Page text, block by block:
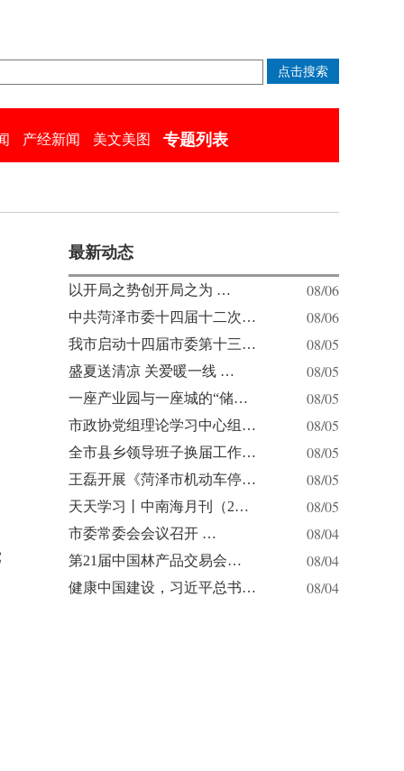
产经新闻 美文美图 专题列表
最新动态
以开局之势创开局之为 … 08/06
中共菏泽市委十四届十二次… 08/06
我市启动十四届市委第十三… 08/05
盛夏送清凉 关爱暖一线 … 08/05
一座产业园与一座城的“储… 08/05
市政协党组理论学习中心组… 08/05
全市县乡领导班子换届工作… 08/05
王磊开展《菏泽市机动车停… 08/05
天天学习丨中南海月刊（2… 08/05
市委常委会会议召开 … 08/04
第21届中国林产品交易会… 08/04
健康中国建设，习近平总书… 08/04